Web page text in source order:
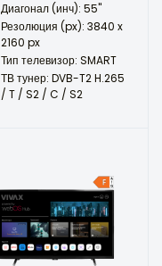
Диагонал (инч): 55"
Резолюция (px): 3840 x
2160 px
Тип телевизор: SMART
ТВ тунер: DVB-T2 H.265
/ T / S2 / C / S2